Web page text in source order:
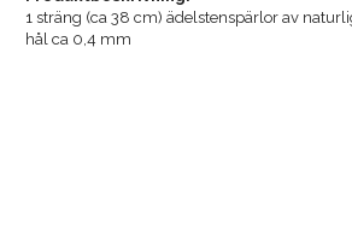
1 sträng (ca 38 cm) ädelstenspärlor av
hål ca 0,4 mm